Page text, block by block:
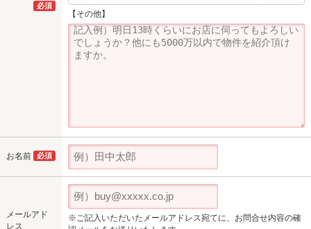
必須
【その他】
お名前 必須
メールアド
レス
※ご記入いただいたメールアドレス宛てに、お問合せ内容の確